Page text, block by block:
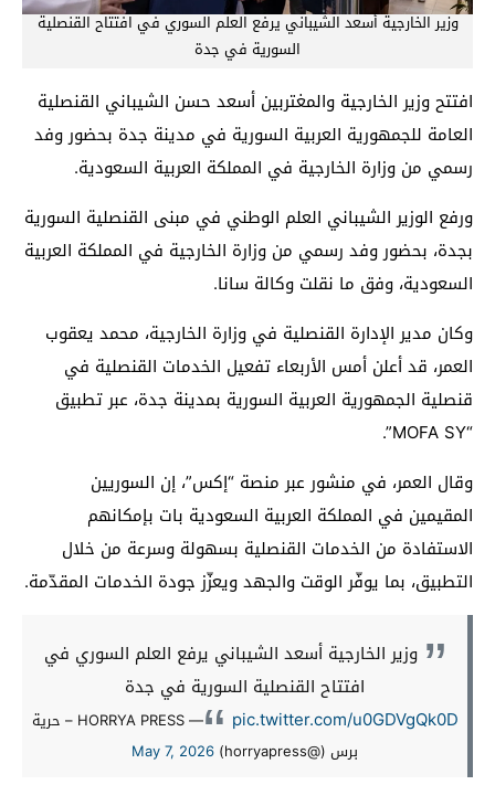
وزير الخارجية أسعد الشيباني يرفع العلم السوري في افتتاح القنصلية
السورية في جدة
افتتح وزير الخارجية والمغتربين أسعد حسن الشيباني القنصلية
العامة للجمهورية العربية السورية في مدينة جدة بحضور وفد
رسمي من وزارة الخارجية في المملكة العربية السعودية.
ورفع الوزير الشيباني العلم الوطني في مبنى القنصلية السورية
بجدة، بحضور وفد رسمي من وزارة الخارجية في المملكة العربية
السعودية، وفق ما نقلت وكالة سانا.
وكان مدير الإدارة القنصلية في وزارة الخارجية، محمد يعقوب
العمر، قد أعلن أمس الأربعاء تفعيل الخدمات القنصلية في
قنصلية الجمهورية العربية السورية بمدينة جدة، عبر تطبيق
“MOFA SY”.
وقال العمر، في منشور عبر منصة “إكس”، إن السوريين
المقيمين في المملكة العربية السعودية بات بإمكانهم
الاستفادة من الخدمات القنصلية بسهولة وسرعة من خلال
التطبيق، بما يوفّر الوقت والجهد ويعزّز جودة الخدمات المقدّمة.
وزير الخارجية أسعد الشيباني يرفع العلم السوري في
افتتاح القنصلية السورية في جدة
pic.twitter.com/u0GDVgQk0D
— HORRYA PRESS – حرية
برس (@horryapress)
May 7, 2026